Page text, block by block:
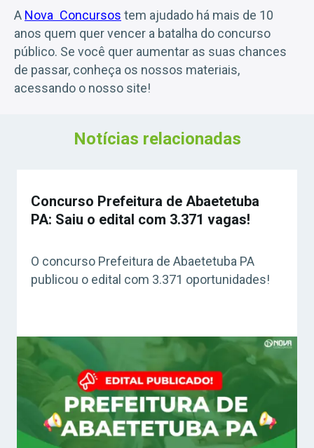
A Nova Concursos tem ajudado há mais de 10
anos quem quer vencer a batalha do concurso
público. Se você quer aumentar as suas chances
de passar, conheça os nossos materiais,
acessando o nosso site!
Notícias relacionadas
Concurso Prefeitura de Abaetetuba
PA: Saiu o edital com 3.371 vagas!
O concurso Prefeitura de Abaetetuba PA
publicou o edital com 3.371 oportunidades!